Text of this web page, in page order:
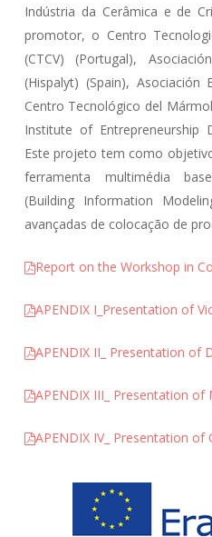
Indústria da Cerâmica e de
promotor, o Centro
(CTCV) (Portugal),
(Hispalyt) (Spain), Asociación
Centro Tecnológico del
Institute of Entrepreneurship
Este projeto tem como
ferramenta multimédia
(Building Information
avançadas de colocação de
Report on the Workshop in
APENDIX I_Presentation of
APENDIX II_ Presentation of
APENDIX III_ Presentation of
APENDIX IV_ Presentation of